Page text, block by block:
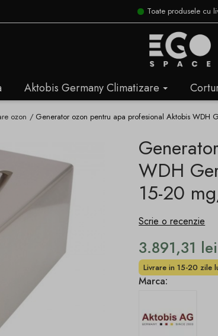
Toate produsele cu
Aktobis Germany Climatizare
ozon Generator ozon pentru apa profesional Aktobis
WDH
15-20
Scrie o recenzie
3.891,31 lei
Livrare in 15-20 zile
Marca: